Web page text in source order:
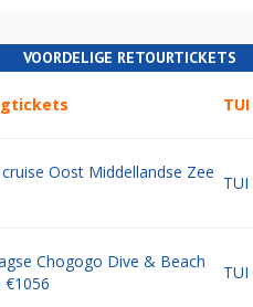
VOORDELIGE RETOURTICKETS
TUI
cruise Oost Middellandse Zee
TUI
Chogogo Dive & Beach
€1056
TUI